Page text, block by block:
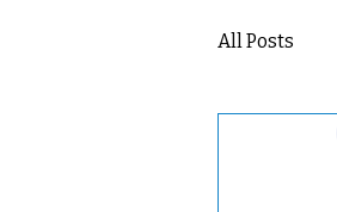
All Posts